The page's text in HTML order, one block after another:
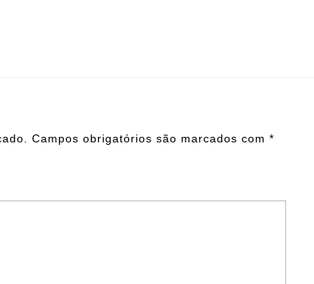
Campos obrigatórios são marcados com *